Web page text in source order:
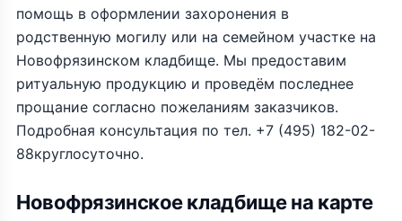
помощь в оформлении захоронения в
родственную могилу или на семейном участке на
Новофрязинском кладбище. Мы предоставим
ритуальную продукцию и проведём последнее
прощание согласно пожеланиям заказчиков.
Подробная консультация по тел. +7 (495) 182-02-
88круглосуточно.
Новофрязинское кладбище на карте